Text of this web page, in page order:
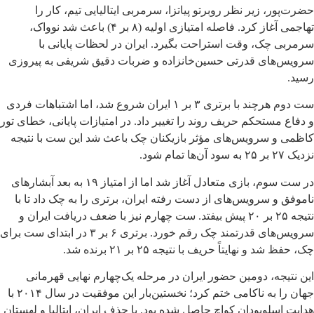
حضرت‌پور، زیر نظر روبرتو پیاتزا، سرمربی ایتالیایی تیم، کار را
تهاجمی آغاز کرد. فاصله امتیازی اولیه (۸ بر ۴) باعث شد نوواک،
سرمربی چک، وقت استراحت بگیرد. ایران در لحظات پایانی با
سرویس‌های قدرتی حسین‌خانزاده و ضربات دقیق شریفی به پیروزی
رسید.
ست دوم هرچند با برتری ۳ بر ۱ ایران شروع شد، اما اشتباهات فردی
و دفاع مستحکم حریف روند را تغییر داد. در امتیازات پایانی، خطای تور
کاظمی و سرویس‌های مؤثر بازیکنان چک باعث شد این ست با نتیجه
نزدیک ۲۷ بر ۲۵ به سود آن‌ها تمام شود.
در ست سوم، بازی متعادل آغاز شد اما از امتیاز ۱۹ به بعد آبشارهای
ناموفق و سرویس‌های از دست رفته ایران، برتری را به چک داد تا با
نتیجه ۲۵ بر ۲۰ پیش بیفتد. ست چهارم نیز با ضعف دریافت ایران و
سرویس‌های قدرتمند چک رقم خورد. برتری ۶ بر ۳ در ابتدای ست برای
چک، حفظ شد و نهایتاً حریف با نتیجه ۲۵ بر ۲۱ برنده شد.
این نتیجه، دومین حضور ایران در مرحله یک‌چهارم نهایی قهرمانی
جهان را به ناکامی ختم کرد؛ نخستین‌بار این موفقیت در سال ۲۰۱۴ با
هدایت اسلوبودان کواچ حاصل شده بود. با حذف ایران، ایتالیا و لهستان